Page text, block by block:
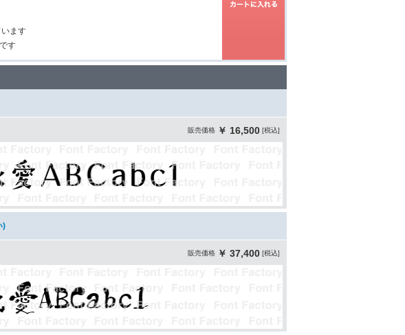
ます
す
販売価格 ￥ 16,500 [税込]
)
販売価格 ￥ 37,400 [税込]